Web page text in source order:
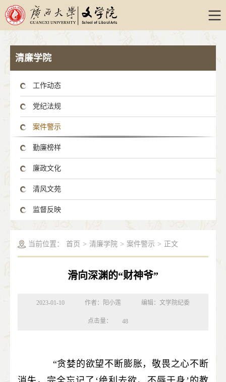
清廉学院
工作动态
党纪法规
案件警示
勤廉榜样
廉政文化
清风文苑
监督反映
当前位置： 首页 > 清廉学院 > 案件警示 > 正文
滑向深渊的“财神爷”
2023-01-10 作者：阳小莲 编辑：文学院纪委
点击量： 48
“贪婪的欲望不断膨胀，敬畏之心不断